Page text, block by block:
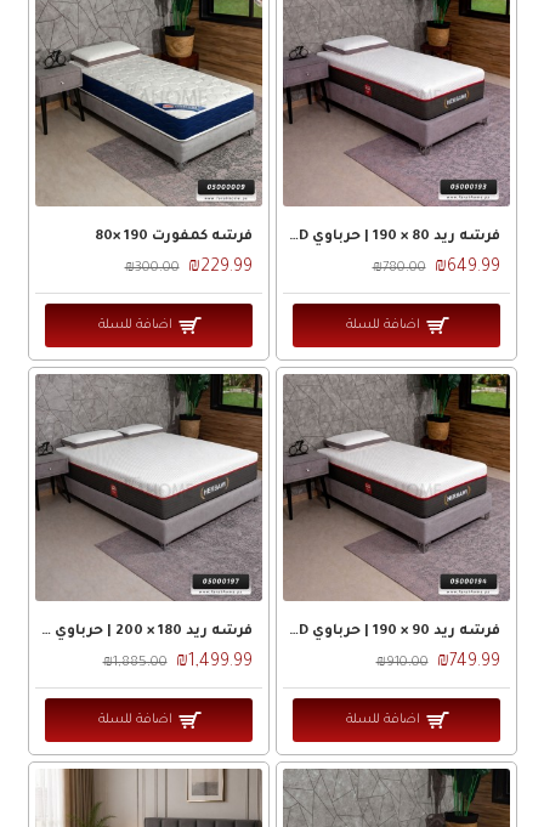
فرشه ريد 80 × 190 | حرباوي RED
₪649.99
₪780.00
اضافة للسلة
فرشه كمفورت 190 ×80
₪229.99
₪300.00
اضافة للسلة
فرشه ريد 90 × 190 | حرباوي RED
₪749.99
₪910.00
اضافة للسلة
فرشه ريد 180 × 200 | حرباوي RED
₪1,499.99
₪1,885.00
اضافة للسلة